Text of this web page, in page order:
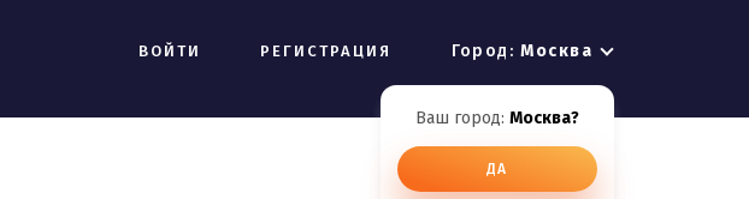
ВОЙТИ РЕГИСТРАЦИЯ Город:Москва
Ваш город: Москва?
ДА